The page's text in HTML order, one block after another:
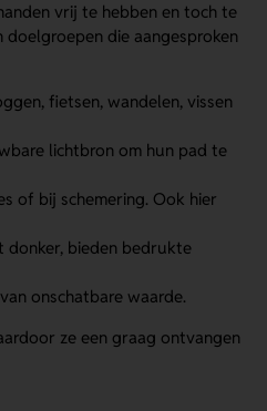
vrij te hebben en toch te
die aangesproken
fietsen, wandelen, vissen
lichtbron om hun pad te
of bij schemering. Ook hier
donker, bieden bedrukte
onschatbare waarde.
ze een graag ontvangen